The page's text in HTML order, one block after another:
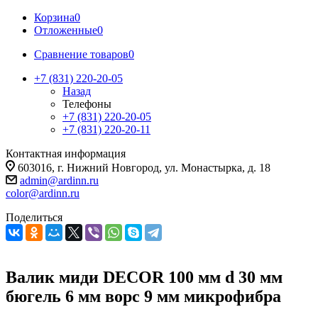
Корзина0
Отложенные0
Сравнение товаров0
+7 (831) 220-20-05
Назад
Телефоны
+7 (831) 220-20-05
+7 (831) 220-20-11
Контактная информация
603016, г. Нижний Новгород, ул. Монастырка, д. 18
admin@ardinn.ru
color@ardinn.ru
Поделиться
Валик миди DЕCOR 100 мм d 30 мм
бюгель 6 мм ворс 9 мм микрофибра